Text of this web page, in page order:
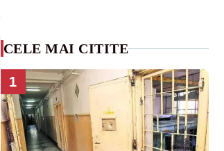
CELE MAI CITITE
1